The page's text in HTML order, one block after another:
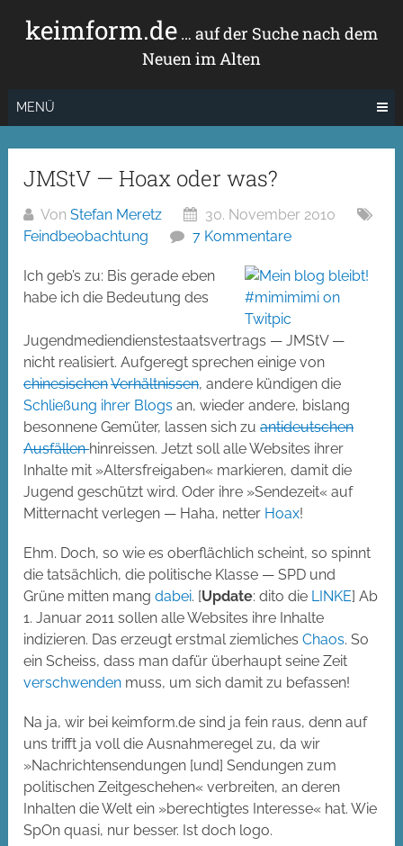
Inhaltkeimform.de… auf der Suche nach dem
Neuen im Alten
MENÜ
JMStV — Hoax oder was?
VonStefan Meretz
30. November 2010
Feindbeobachtung
7 Kommentare
Ich geb’s zu: Bis gerade eben
habe ich die Bedeutung des
Jugendmediendienstestaatsvertrags — JMStV —
nicht realisiert. Aufgeregt sprechen einige von
chinesischenVerhältnissen, andere kündigen die
Schließung ihrer Blogs an, wieder andere, bislang
besonnene Gemüter, lassen sich zuantideutschen
Ausfällenhinreissen. Jetzt soll alle Websites ihrer
Inhalte mit »Altersfreigaben« markieren, damit die
Jugend geschützt wird. Oder ihre »Sendezeit« auf
Mitternacht verlegen — Haha, netter Hoax!
Ehm. Doch, so wie es oberflächlich scheint, so spinnt
die tatsächlich, die politische Klasse — SPD und
Grüne mitten mangdabei. [Update: dito die LINKE] Ab
1. Januar 2011 sollen alle Websites ihre Inhalte
indizieren. Das erzeugt erstmal ziemlichesChaos. So
ein Scheiss, dass man dafür überhaupt seine Zeit
verschwenden muss, um sich damit zu befassen!
Na ja, wir bei keimform.de sind ja fein raus, denn auf
uns trifft ja voll die Ausnahmeregel zu, da wir
»Nachrichtensendungen [und] Sendungen zum
politischen Zeitgeschehen« verbreiten, an deren
Inhalten die Welt ein »berechtigtes Interesse« hat. Wie
SpOn quasi, nur besser. Ist doch logo.